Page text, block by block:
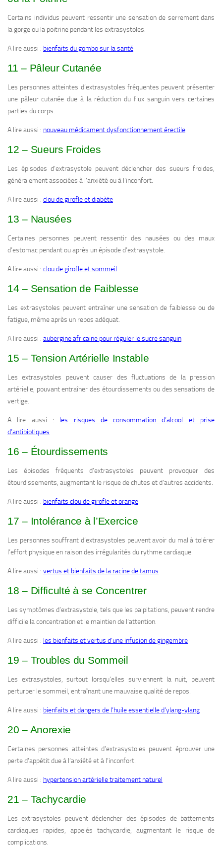
Certains individus peuvent ressentir une sensation de serrement dans
la gorge ou la poitrine pendant les extrasystoles.
A lire aussi : bienfaits du gombo sur la santé
11 – Pâleur Cutanée
Les personnes atteintes d’extrasystoles fréquentes peuvent présenter
une pâleur cutanée due à la réduction du flux sanguin vers certaines
parties du corps.
A lire aussi : nouveau médicament dysfonctionnement érectile
12 – Sueurs Froides
Les épisodes d’extrasystole peuvent déclencher des sueurs froides,
généralement associées à l’anxiété ou à l’inconfort.
A lire aussi : clou de girofle et diabète
13 – Nausées
Certaines personnes peuvent ressentir des nausées ou des maux
d’estomac pendant ou après un épisode d’extrasystole.
A lire aussi : clou de girofle et sommeil
14 – Sensation de Faiblesse
Les extrasystoles peuvent entraîner une sensation de faiblesse ou de
fatigue, même après un repos adéquat.
A lire aussi : aubergine africaine pour réguler le sucre sanguin
15 – Tension Artérielle Instable
Les extrasystoles peuvent causer des fluctuations de la pression
artérielle, pouvant entraîner des étourdissements ou des sensations de
vertige.
A lire aussi : les risques de consommation d’alcool et prise
d’antibiotiques
16 – Étourdissements
Les épisodes fréquents d’extrasystoles peuvent provoquer des
étourdissements, augmentant le risque de chutes et d’autres accidents.
A lire aussi : bienfaits clou de girofle et orange
17 – Intolérance à l’Exercice
Les personnes souffrant d’extrasystoles peuvent avoir du mal à tolérer
l’effort physique en raison des irrégularités du rythme cardiaque.
A lire aussi : vertus et bienfaits de la racine de tamus
18 – Difficulté à se Concentrer
Les symptômes d’extrasystole, tels que les palpitations, peuvent rendre
difficile la concentration et le maintien de l’attention.
A lire aussi : les bienfaits et vertus d’une infusion de gingembre
19 – Troubles du Sommeil
Les extrasystoles, surtout lorsqu’elles surviennent la nuit, peuvent
perturber le sommeil, entraînant une mauvaise qualité de repos.
A lire aussi : bienfaits et dangers de l’huile essentielle d’ylang-ylang
20 – Anorexie
Certaines personnes atteintes d’extrasystoles peuvent éprouver une
perte d’appétit due à l’anxiété et à l’inconfort.
A lire aussi : hypertension artérielle traitement naturel
21 – Tachycardie
Les extrasystoles peuvent déclencher des épisodes de battements
cardiaques rapides, appelés tachycardie, augmentant le risque de
complications.